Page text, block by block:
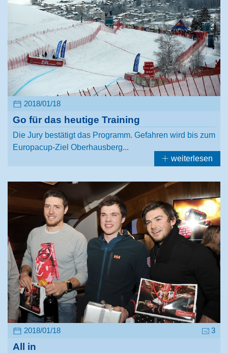
2018/01/18
Go für das heutige Training
Die Jury bestätigt das Programm. Gefahren wird bis zum
Europacup-Ziel Oberhausberg...
weiterlesen
2018/01/18 3
All in